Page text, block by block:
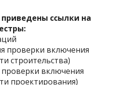
КОНТРОЛЬ
АУДИТ
ссылки на
проверки включения
строительства)
включения
проектирования)